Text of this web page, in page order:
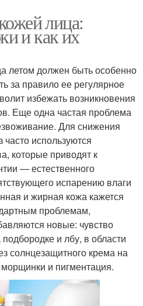
лица:
и как их
летом должен быть особенно
за правило ее регулярное
избежать возникновения
Еще одна частая проблема
Для снижения
используются
которые приводят к
— естественного
испарению влаги
и жирная кожа кажется
проблемам,
новые: чувство
и лбу, в области
солнцезащитного крема на
и пигментация.